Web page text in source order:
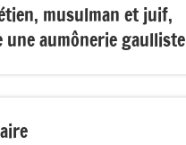
musulman et juif,
une aumônerie gaulliste